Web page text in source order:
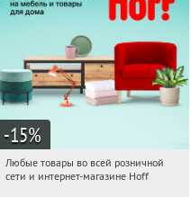
-15%
15:08:06 Получили:
Любые товары во всей розничной
сети и интернет-магазине Hoff